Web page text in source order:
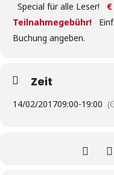
Special für alle Leser!
Teilnahmegebühr!
Buchung angeben.
Zeit
14/02/201709:00-19:00